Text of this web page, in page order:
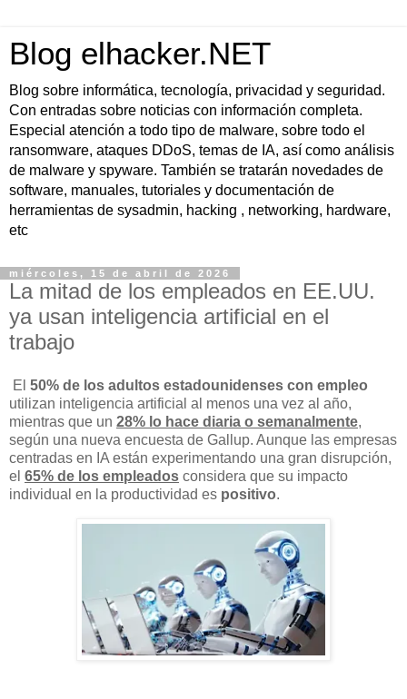
Blog elhacker.NET
Blog sobre informática, tecnología, privacidad y seguridad.
Con entradas sobre noticias con información completa.
Especial atención a todo tipo de malware, sobre todo el
ransomware, ataques DDoS, temas de IA, así como análisis
de malware y spyware. También se tratarán novedades de
software, manuales, tutoriales y documentación de
herramientas de sysadmin, hacking , networking, hardware,
etc
miércoles, 15 de abril de 2026
La mitad de los empleados en EE.UU.
ya usan inteligencia artificial en el
trabajo
El 50% de los adultos estadounidenses con empleo
utilizan inteligencia artificial al menos una vez al año,
mientras que un 28% lo hace diaria o semanalmente,
según una nueva encuesta de Gallup. Aunque las empresas
centradas en IA están experimentando una gran disrupción,
el 65% de los empleados considera que su impacto
individual en la productividad es positivo.